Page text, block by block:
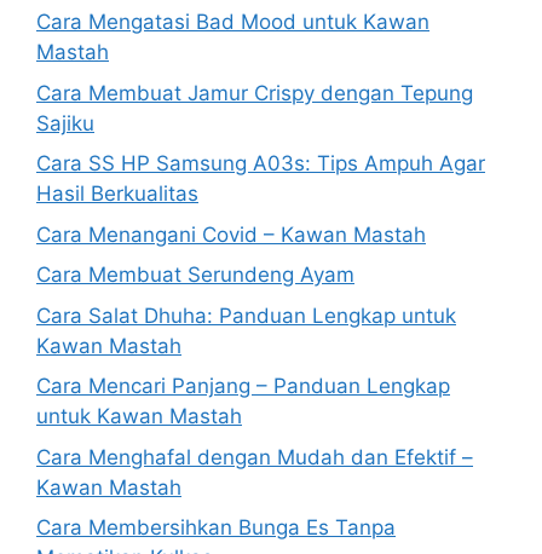
Cara Mengatasi Bad Mood untuk Kawan
Mastah
Cara Membuat Jamur Crispy dengan Tepung
Sajiku
Cara SS HP Samsung A03s: Tips Ampuh Agar
Hasil Berkualitas
Cara Menangani Covid – Kawan Mastah
Cara Membuat Serundeng Ayam
Cara Salat Dhuha: Panduan Lengkap untuk
Kawan Mastah
Cara Mencari Panjang – Panduan Lengkap
untuk Kawan Mastah
Cara Menghafal dengan Mudah dan Efektif –
Kawan Mastah
Cara Membersihkan Bunga Es Tanpa